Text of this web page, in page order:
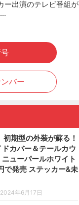
ー出演のテレビ番組が
バー
初期型の外装が蘇る！
ドカバー＆テールカウ
ューパールホワイト
発売 ステッカー&未
2024年6月17日